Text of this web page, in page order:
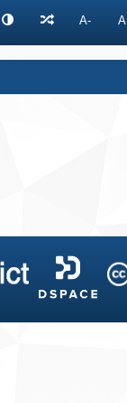
A- A